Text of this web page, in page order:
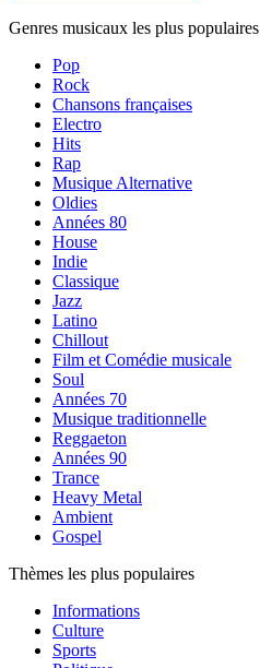
Genres musicaux les plus populaires
Pop
Rock
Chansons françaises
Electro
Hits
Rap
Musique Alternative
Oldies
Années 80
House
Indie
Classique
Jazz
Latino
Chillout
Film et Comédie musicale
Soul
Années 70
Musique traditionnelle
Reggaeton
Années 90
Trance
Heavy Metal
Ambient
Gospel
Thèmes les plus populaires
Informations
Culture
Sports